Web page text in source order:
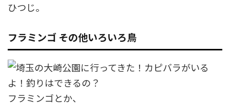
ひつじ。
フラミンゴ その他いろいろ鳥
フラミンゴとか、